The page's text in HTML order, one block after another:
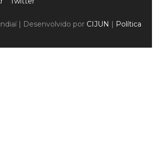
| Desenvolvido por CIJUN | Política